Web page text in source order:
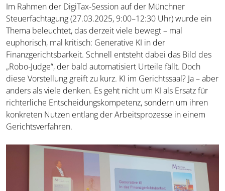
Im Rahmen der DigiTax-Session auf der Münchner
Steuerfachtagung (27.03.2025, 9:00–12:30 Uhr) wurde ein
Thema beleuchtet, das derzeit viele bewegt – mal
euphorisch, mal kritisch: Generative KI in der
Finanzgerichtsbarkeit. Schnell entsteht dabei das Bild des
„Robo-Judge“, der bald automatisiert Urteile fällt. Doch
diese Vorstellung greift zu kurz. KI im Gerichtssaal? Ja – aber
anders als viele denken. Es geht nicht um KI als Ersatz für
richterliche Entscheidungskompetenz, sondern um ihren
konkreten Nutzen entlang der Arbeitsprozesse in einem
Gerichtsverfahren.